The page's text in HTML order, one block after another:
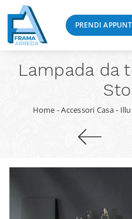
PRENDI
Lampada da
Home -Accessori Casa-